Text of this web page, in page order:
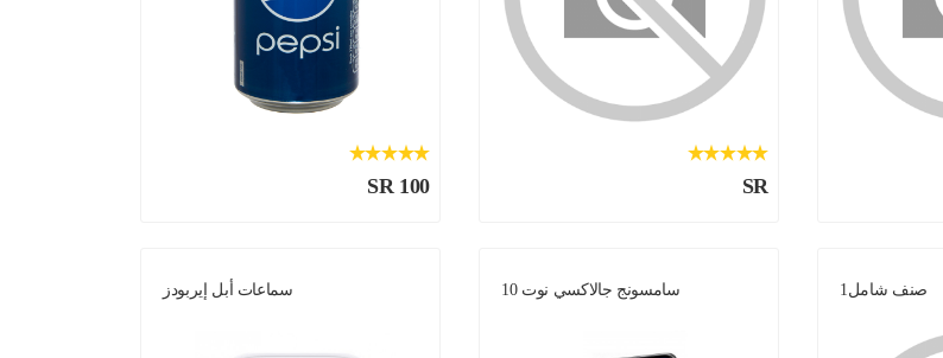
SR
SR 100
صنف شامل1 سامسونج جالاكسي نوت 10 سماعات أبل إيربودز